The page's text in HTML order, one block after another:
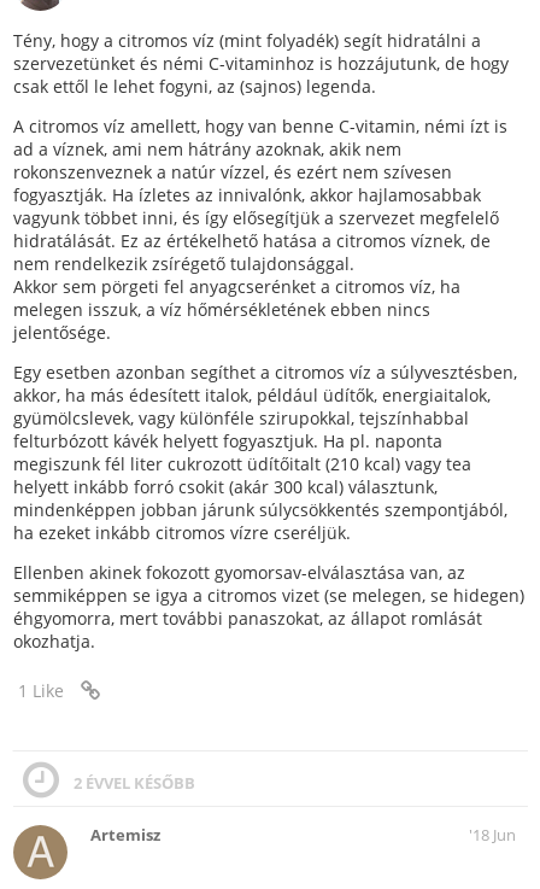
Tény, hogy a citromos víz (mint folyadék) segít hidratálni a
szervezetünket és némi C-vitaminhoz is hozzájutunk, de hogy
csak ettől le lehet fogyni, az (sajnos) legenda.
A citromos víz amellett, hogy van benne C-vitamin, némi ízt is
ad a víznek, ami nem hátrány azoknak, akik nem
rokonszenveznek a natúr vízzel, és ezért nem szívesen
fogyasztják. Ha ízletes az innivalónk, akkor hajlamosabbak
vagyunk többet inni, és így elősegítjük a szervezet megfelelő
hidratálását. Ez az értékelhető hatása a citromos víznek, de
nem rendelkezik zsírégető tulajdonsággal.
Akkor sem pörgeti fel anyagcserénket a citromos víz, ha
melegen isszuk, a víz hőmérsékletének ebben nincs
jelentősége.
Egy esetben azonban segíthet a citromos víz a súlyvesztésben,
akkor, ha más édesített italok, például üdítők, energiaitalok,
gyümölcslevek, vagy különféle szirupokkal, tejszínhabbal
felturbózott kávék helyett fogyasztjuk. Ha pl. naponta
megiszunk fél liter cukrozott üdítőitalt (210 kcal) vagy tea
helyett inkább forró csokit (akár 300 kcal) választunk,
mindenképpen jobban járunk súlycsökkentés szempontjából,
ha ezeket inkább citromos vízre cseréljük.
Ellenben akinek fokozott gyomorsav-elválasztása van, az
semmiképpen se igya a citromos vizet (se melegen, se hidegen)
éhgyomorra, mert további panaszokat, az állapot romlását
okozhatja.
1 Like
2 ÉVVEL KÉSŐBB
Artemisz '18 Jun